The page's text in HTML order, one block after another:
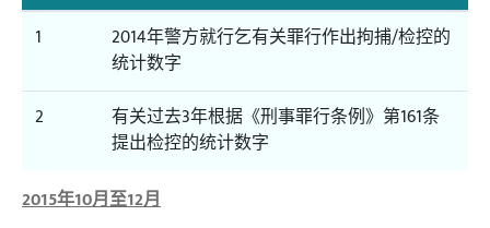
1
2014年警方就行乞有关罪行作出拘捕/检控的
统计数字
2
有关过去3年根据《刑事罪行条例》第161条
提出检控的统计数字
2015年10月至12月